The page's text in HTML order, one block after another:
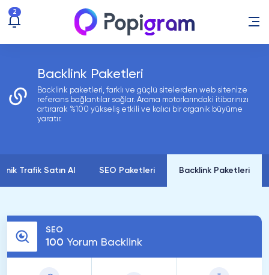
2
Backlink Paketleri
Backlink paketleri, farklı ve güçlü sitelerden web sitenize
referans bağlantılar sağlar. Arama motorlarındaki itibarınızı
artırarak %100 yükseliş etkili ve kalıcı bir organik büyüme
yaratır.
Trafik Satın Al SEO Paketleri Backlink Paketleri
SEO
100 Yorum Backlink